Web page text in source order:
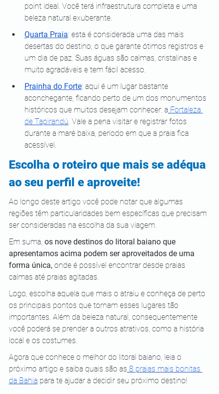
point ideal. Você terá infraestrutura completa e uma
beleza natural exuberante.
Quarta Praia: esta é considerada uma das mais
desertas do destino, o que garante ótimos registros e
um dia de paz. Suas águas são calmas, cristalinas e
muito agradáveis e tem fácil acesso.
Prainha do Forte: aqui é um lugar bastante
aconchegante, ficando perto de um dos monumentos
históricos que muitos desejam conhecer: a Fortaleza
de Tapirandú. Vale a pena visitar e registrar fotos
durante a maré baixa, periodo em que a praia fica
acessível.
Escolha o roteiro que mais se adéqua
ao seu perfil e aproveite!
Ao longo deste artigo você pode notar que algumas
regiões têm particularidades bem específicas que precisam
ser consideradas na escolha da sua viagem.
Em suma, os nove destinos do litoral baiano que
apresentamos acima podem ser aproveitados de uma
forma única, onde é possível encontrar desde praias
calmas até praias agitadas.
Logo, escolha aquela que mais o atraiu e conheça de perto
os principais pontos que tornam esses lugares tão
importantes. Além da beleza natural, consequentemente
você poderá se prender a outros atrativos, como a história
local e os costumes.
Agora que conhece o melhor do litoral baiano, leia o
próximo artigo e saiba quais são as 8 praias mais bonitas
da Bahia para te ajudar a decidir seu próximo destino!